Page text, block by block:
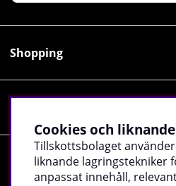
Shopping
Sociala medier
Cookies och
Tillskottsbolaget
liknande lagringstekniker
anpassat innehåll,